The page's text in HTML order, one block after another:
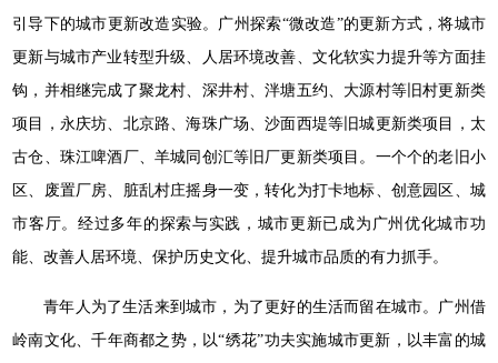
引导下的城市更新改造实验。广州探索“微改造”的更新方式，将城市
更新与城市产业转型升级、人居环境改善、文化软实力提升等方面挂
钩，并相继完成了聚龙村、深井村、泮塘五约、大源村等旧村更新类
项目，永庆坊、北京路、海珠广场、沙面西堤等旧城更新类项目，太
古仓、珠江啤酒厂、羊城同创汇等旧厂更新类项目。一个个的老旧小
区、废置厂房、脏乱村庄摇身一变，转化为打卡地标、创意园区、城
市客厅。经过多年的探索与实践，城市更新已成为广州优化城市功
能、改善人居环境、保护历史文化、提升城市品质的有力抓手。
青年人为了生活来到城市，为了更好的生活而留在城市。广州借
岭南文化、千年商都之势，以“绣花”功夫实施城市更新，以丰富的城